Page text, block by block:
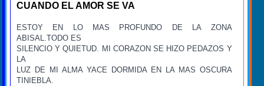
CUANDO EL AMOR SE VA
ESTOY EN LO MAS PROFUNDO DE LA ZONA
ABISAL.TODO ES
SILENCIO Y QUIETUD. MI CORAZON SE HIZO PEDAZOS Y
LA
LUZ DE MI ALMA YACE DORMIDA EN LA MAS OSCURA
TINIEBLA.